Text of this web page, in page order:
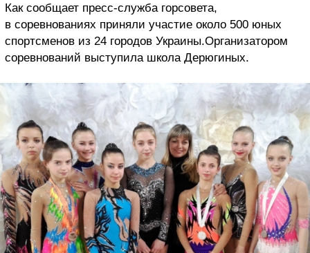
Как сообщает пресс-служба горсовета,
в соревнованиях приняли участие около 500 юных
спортсменов из 24 городов Украины.Организатором
соревнований выступила школа Дерюгиных.